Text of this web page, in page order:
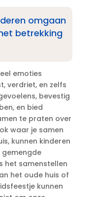
omgaan
betrekking
emoties
verdriet, en zelfs
bevestig
en bied
te praten over
waar je samen
kunnen kinderen
het samenstellen
het oude huis of
kunnen